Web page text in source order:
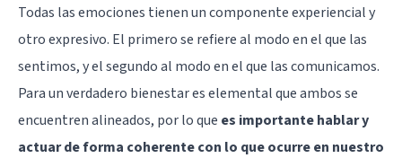
Todas las emociones tienen un componente experiencial y
otro expresivo. El primero se refiere al modo en el que las
sentimos, y el segundo al modo en el que las comunicamos.
Para un verdadero bienestar es elemental que ambos se
encuentren alineados, por lo que es importante hablar y
actuar de forma coherente con lo que ocurre en nuestro